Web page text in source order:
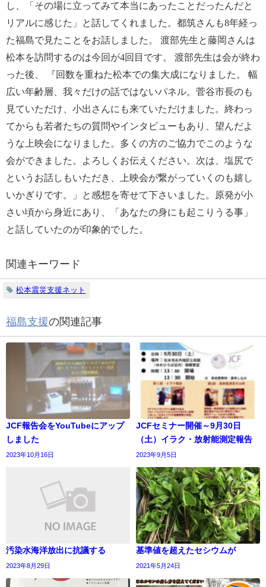
し、「その場に立ってみて本当にあったことだったんだと
リアルに感じた」と話してくれました。 都筑さんも8年経っ
た福島で見たことをお話しました。
渡部先生と藤岡さんは
松本を訪問するのは今回が4回目です。
渡部先生は会が終わ
った後、
『回数を重ねた松本での集大成になりました。
幅
広い年齢層、我々だけの話ではないパネル。菅谷市長のも
見ていただけ、小出さんにも来ていただけました。終わっ
てからも若者たちの質問やインタビューもあり、望んだよ
うな上映会になりました。多くの方のご協力でこのような
会ができました。よろしくお伝えください。次は、塩尻で
というお話しもいただき、上映会が繋がっていくのも嬉し
いかぎりです。」と感想を寄せて下さいました。原発が小
さい頃から身近にあり、「あなたの身にも起こりうる事」
と話していたのが印象的でした。
関連キーワード
松本震災支援ネット
福島支援の関連記事
JCF報告会をYouTubeにアップ
しました
2023年10月16日
JCFセミナー開催～9月30日
（土）イラク・放射能測定報告
2023年9月5日
汚染水海洋放出に抗議する
2023年8月29日
基準値を超えたセシウムが
2021年5月24日